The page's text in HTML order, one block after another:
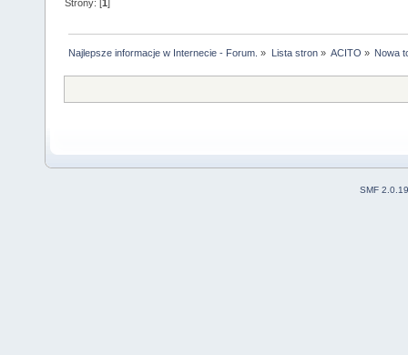
Strony: [1]
Najlepsze informacje w Internecie - Forum. » Lista stron» ACITO » Nowa
SMF 2.0.19